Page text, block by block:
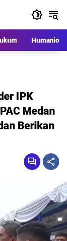
Humaniora
IPK
Medan
Berikan